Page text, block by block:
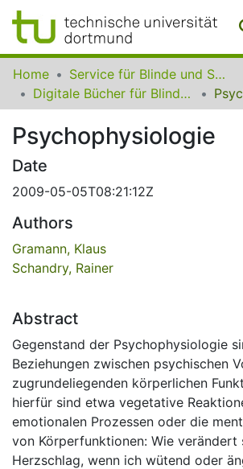
Communities
Collections
All of SfBS
FAQ
Home
Service für Blinde und Sehbehinderte der UB Dortmund
Digitale Bücher für Blinde und Sehbehinderte
Psychophysiologie
Date
2009-05-05T08:21:12Z
Authors
Gramann, Klaus
Schandry, Rainer
Abstract
Gegenstand der Psychophysiologie
Beziehungen zwischen psychischen
zugrundeliegenden körperlichen
hierfür sind etwa vegetative
emotionalen Prozessen oder die
von Körperfunktionen: Wie verändert
Herzschlag, wenn ich wütend oder